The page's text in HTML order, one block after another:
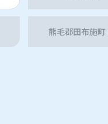
熊毛郡田布施町